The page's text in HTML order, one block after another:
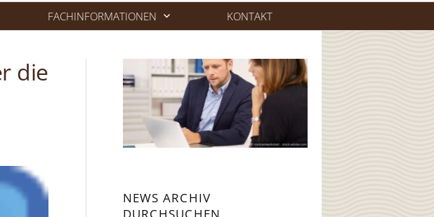
FACHINFORMATIONEN KONTAKT
die
NEWS ARCHIV